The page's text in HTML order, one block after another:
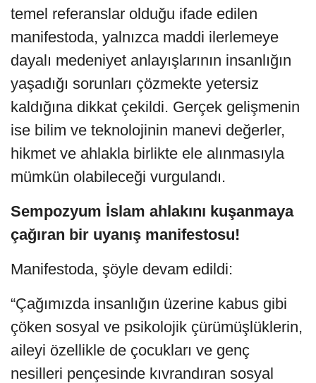
temel referanslar olduğu ifade edilen
manifestoda, yalnızca maddi ilerlemeye
dayalı medeniyet anlayışlarının insanlığın
yaşadığı sorunları çözmekte yetersiz
kaldığına dikkat çekildi. Gerçek gelişmenin
ise bilim ve teknolojinin manevi değerler,
hikmet ve ahlakla birlikte ele alınmasıyla
mümkün olabileceği vurgulandı.
Sempozyum İslam ahlakını kuşanmaya
çağıran bir uyanış manifestosu!
Manifestoda, şöyle devam edildi:
“Çağımızda insanlığın üzerine kabus gibi
çöken sosyal ve psikolojik çürümüşlüklerin,
aileyi özellikle de çocukları ve genç
nesilleri pençesinde kıvrandıran sosyal